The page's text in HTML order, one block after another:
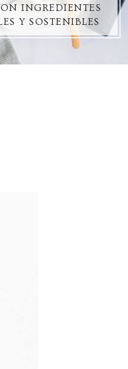
INGREDIENTES
Y SOSTENIBLES